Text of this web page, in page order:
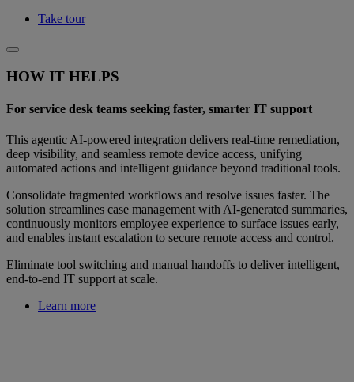
Take tour
HOW IT HELPS
For service desk teams seeking faster, smarter IT support
This agentic AI‑powered integration delivers real‑time remediation,
deep visibility, and seamless remote device access, unifying
automated actions and intelligent guidance beyond traditional tools.
Consolidate fragmented workflows and resolve issues faster. The
solution streamlines case management with AI‑generated summaries,
continuously monitors employee experience to surface issues early,
and enables instant escalation to secure remote access and control.
Eliminate tool switching and manual handoffs to deliver intelligent,
end‑to‑end IT support at scale.
Learn more